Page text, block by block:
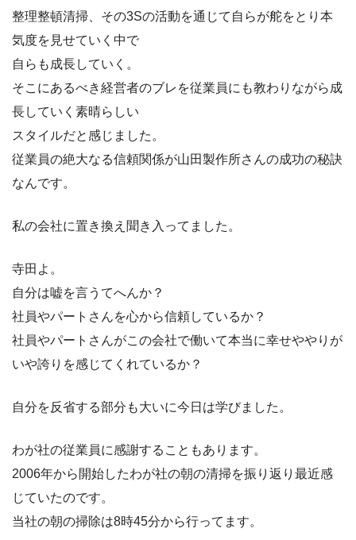
整理整頓清掃、その3Sの活動を通じて自らが舵をとり本
気度を見せていく中で
自らも成長していく。
そこにあるべき経営者のブレを従業員にも教わりながら成
長していく素晴らしい
スタイルだと感じました。
従業員の絶大なる信頼関係が山田製作所さんの成功の秘訣
なんです。
私の会社に置き換え聞き入ってました。
寺田よ。
自分は嘘を言うてへんか？
社員やパートさんを心から信頼しているか？
社員やパートさんがこの会社で働いて本当に幸せややりが
いや誇りを感じてくれているか？
自分を反省する部分も大いに今日は学びました。
わが社の従業員に感謝することもあります。
2006年から開始したわが社の朝の清掃を振り返り最近感
じていたのです。
当社の朝の掃除は8時45分から行ってます。